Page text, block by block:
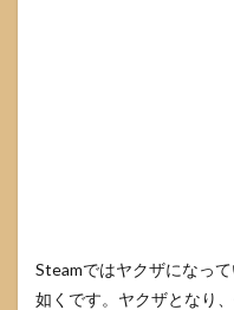
Steamではヤクザになっ
如くです。ヤクザとなり